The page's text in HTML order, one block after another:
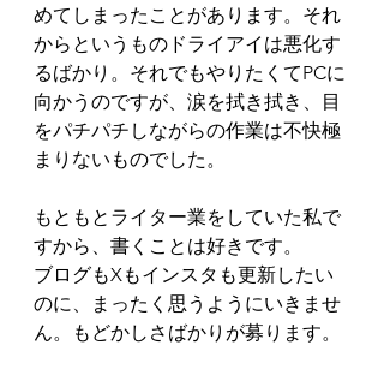
めてしまったことがあります。それ
からというものドライアイは悪化す
るばかり。それでもやりたくてPCに
向かうのですが、涙を拭き拭き、目
をパチパチしながらの作業は不快極
まりないものでした。
もともとライター業をしていた私で
すから、書くことは好きです。
ブログもXもインスタも更新したい
のに、まったく思うようにいきませ
ん。もどかしさばかりが募ります。